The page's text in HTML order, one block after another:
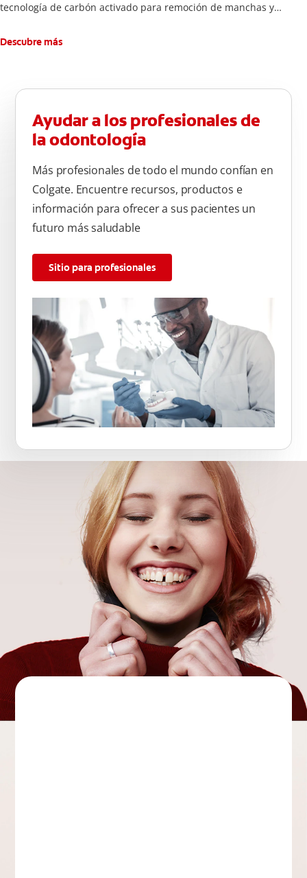
tecnología de carbón activado para remoción de manchas y
Descubre más
Ayudar a los profesionales de
la odontología
Más profesionales de todo el mundo confían en
Colgate. Encuentre recursos, productos e
información para ofrecer a sus pacientes un
futuro más saludable
Sitio para profesionales